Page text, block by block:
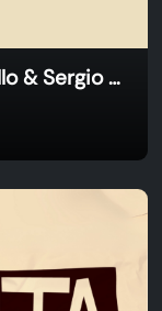
Concierto de Tango - Agus Grillo & Sergio Miranda